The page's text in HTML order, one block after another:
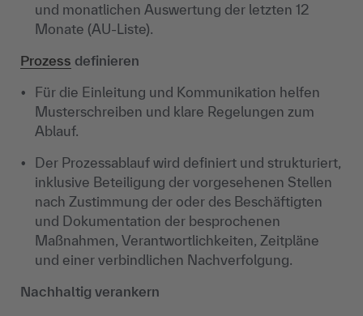
und monatlichen Auswertung der letzten 12
Monate (AU‑Liste).
Prozess definieren
Für die Einleitung und Kommunikation helfen
Musterschreiben und klare Regelungen zum
Ablauf.
Der Prozessablauf wird definiert und strukturiert,
inklusive Beteiligung der vorgesehenen Stellen
nach Zustimmung der oder des Beschäftigten
und Dokumentation der besprochenen
Maßnahmen, Verantwortlichkeiten, Zeitpläne
und einer verbindlichen Nachverfolgung.
Nachhaltig verankern